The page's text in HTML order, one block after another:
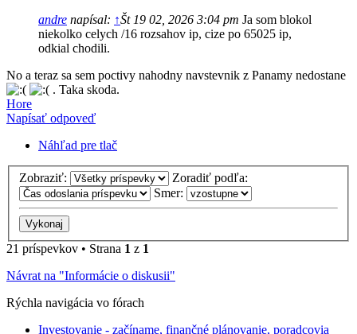
andre napísal: ↑Št 19 02, 2026 3:04 pm Ja som blokol
niekolko celych /16 rozsahov ip, cize po 65025 ip,
odkial chodili.
No a teraz sa sem poctivy nahodny navstevnik z Panamy nedostane
. Taka skoda.
Hore
Napísať odpoveď
Náhľad pre tlač
Zobraziť:
Zoradiť podľa:
Smer:
21 príspevkov • Strana 1 z 1
Návrat na "Informácie o diskusii"
Rýchla navigácia vo fórach
Investovanie - začíname, finančné plánovanie, poradcovia